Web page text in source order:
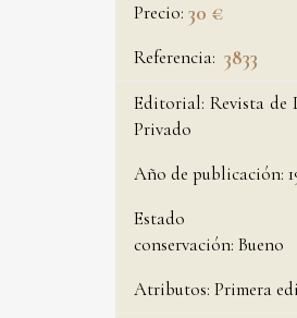
Precio: 30 €
Referencia: 3833
Editorial: Revista de
Privado
Año de publicación:
Estado
conservación: Bueno
Atributos: Primera